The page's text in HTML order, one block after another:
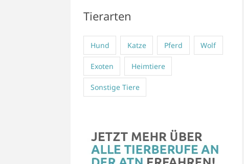
Tierarten
Hund Katze Pferd Wolf
Exoten Heimtiere
Sonstige Tiere